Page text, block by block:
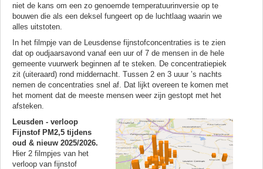
niet de kans om een zo genoemde temperatuurinversie op te
bouwen die als een deksel fungeert op de luchtlaag waarin we
alles uitstoten.
In het filmpje van de Leusdense fijnstofconcentraties is te zien
dat op oudjaarsavond vanaf een uur of 7 de mensen in de hele
gemeente vuurwerk beginnen af te steken. De concentratiepiek
zit (uiteraard) rond middernacht. Tussen 2 en 3 uuur ’s nachts
nemen de concentraties snel af. Dat lijkt overeen te komen met
het moment dat de meeste mensen weer zijn gestopt met het
afsteken.
Leusden - verloop
Fijnstof PM2,5 tijdens
oud & nieuw 2025/2026.
Hier 2 filmpjes van het
verloop van fijnstof